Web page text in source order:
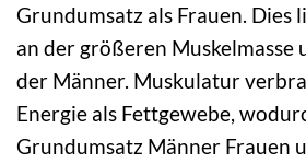
Grundumsatz als Frauen. Dies
an der größeren
der Männer. Muskulatur
Energie als Fettgewebe,
Grundumsatz Männer Frauen